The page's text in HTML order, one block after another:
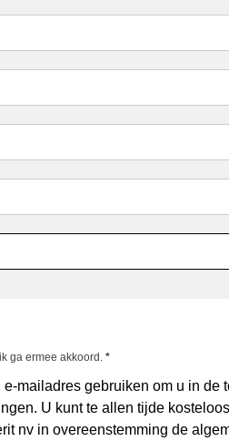
ga ermee akkoord. *
mailadres gebruiken om u in de
U kunt te allen tijde
nv in overeenstemming de